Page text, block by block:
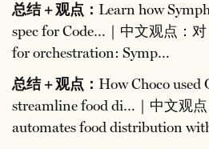
总结 + 观点： Learn how
spec for Code…｜中文观点：对
for orchestration: Symp…
总结 + 观点： How Choco used
streamline food di…｜中文观点
automates food distribution